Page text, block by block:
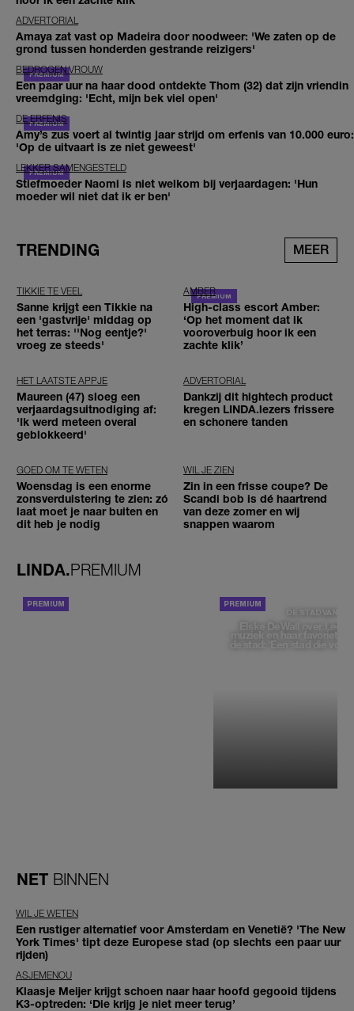
ADVERTORIAL
Amaya zat vast op Madeira door noodweer: 'We zaten op de
grond tussen honderden gestrande reizigers'
BEDROGEN VROUW
Een paar uur na haar dood ontdekte Thom (32) dat zijn vriendin
vreemdging: 'Echt, mijn bek viel open'
DE ERFENIS
Amy’s zus voert al twintig jaar strijd om erfenis van 10.000 euro:
'Op de uitvaart is ze niet geweest'
LEKKER SAMENGESTELD
Stiefmoeder Naomi is niet welkom bij verjaardagen: 'Hun
moeder wil niet dat ik er ben'
TRENDING MEER
TIKKIE TE VEEL
Sanne krijgt een Tikkie na
een 'gastvrije' middag op
het terras: ''Nog eentje?'
vroeg ze steeds'
AMBER
High-class escort Amber:
‘Op het moment dat ik
vooroverbuig hoor ik een
zachte klik’
HET LAATSTE APPJE
Maureen (47) sloeg een
verjaardagsuitnodiging af:
'Ik werd meteen overal
geblokkeerd'
ADVERTORIAL
Dankzij dit hightech product
kregen LINDA.lezers frissere
en schonere tanden
GOED OM TE WETEN
Woensdag is een enorme
zonsverduistering te zien: zó
laat moet je naar buiten en
dit heb je nodig
WIL JE ZIEN
Zin in een frisse coupe? De
Scandi bob is dé haartrend
van deze zomer en wij
snappen waarom
LINDA.PREMIUM
DE STAD VAN
Elske DeWall over
muziek en haar favoriete
de stad: 'Een stad die
NET BINNEN
WIL JE WETEN
Een rustiger alternatief voor Amsterdam en Venetië? 'The New
York Times' tipt deze Europese stad (op slechts een paar uur
rijden)
ASJEMENOU
Klaasje Meijer krijgt schoen naar haar hoofd gegooid tijdens
K3-optreden: ‘Die krijg je niet meer terug’